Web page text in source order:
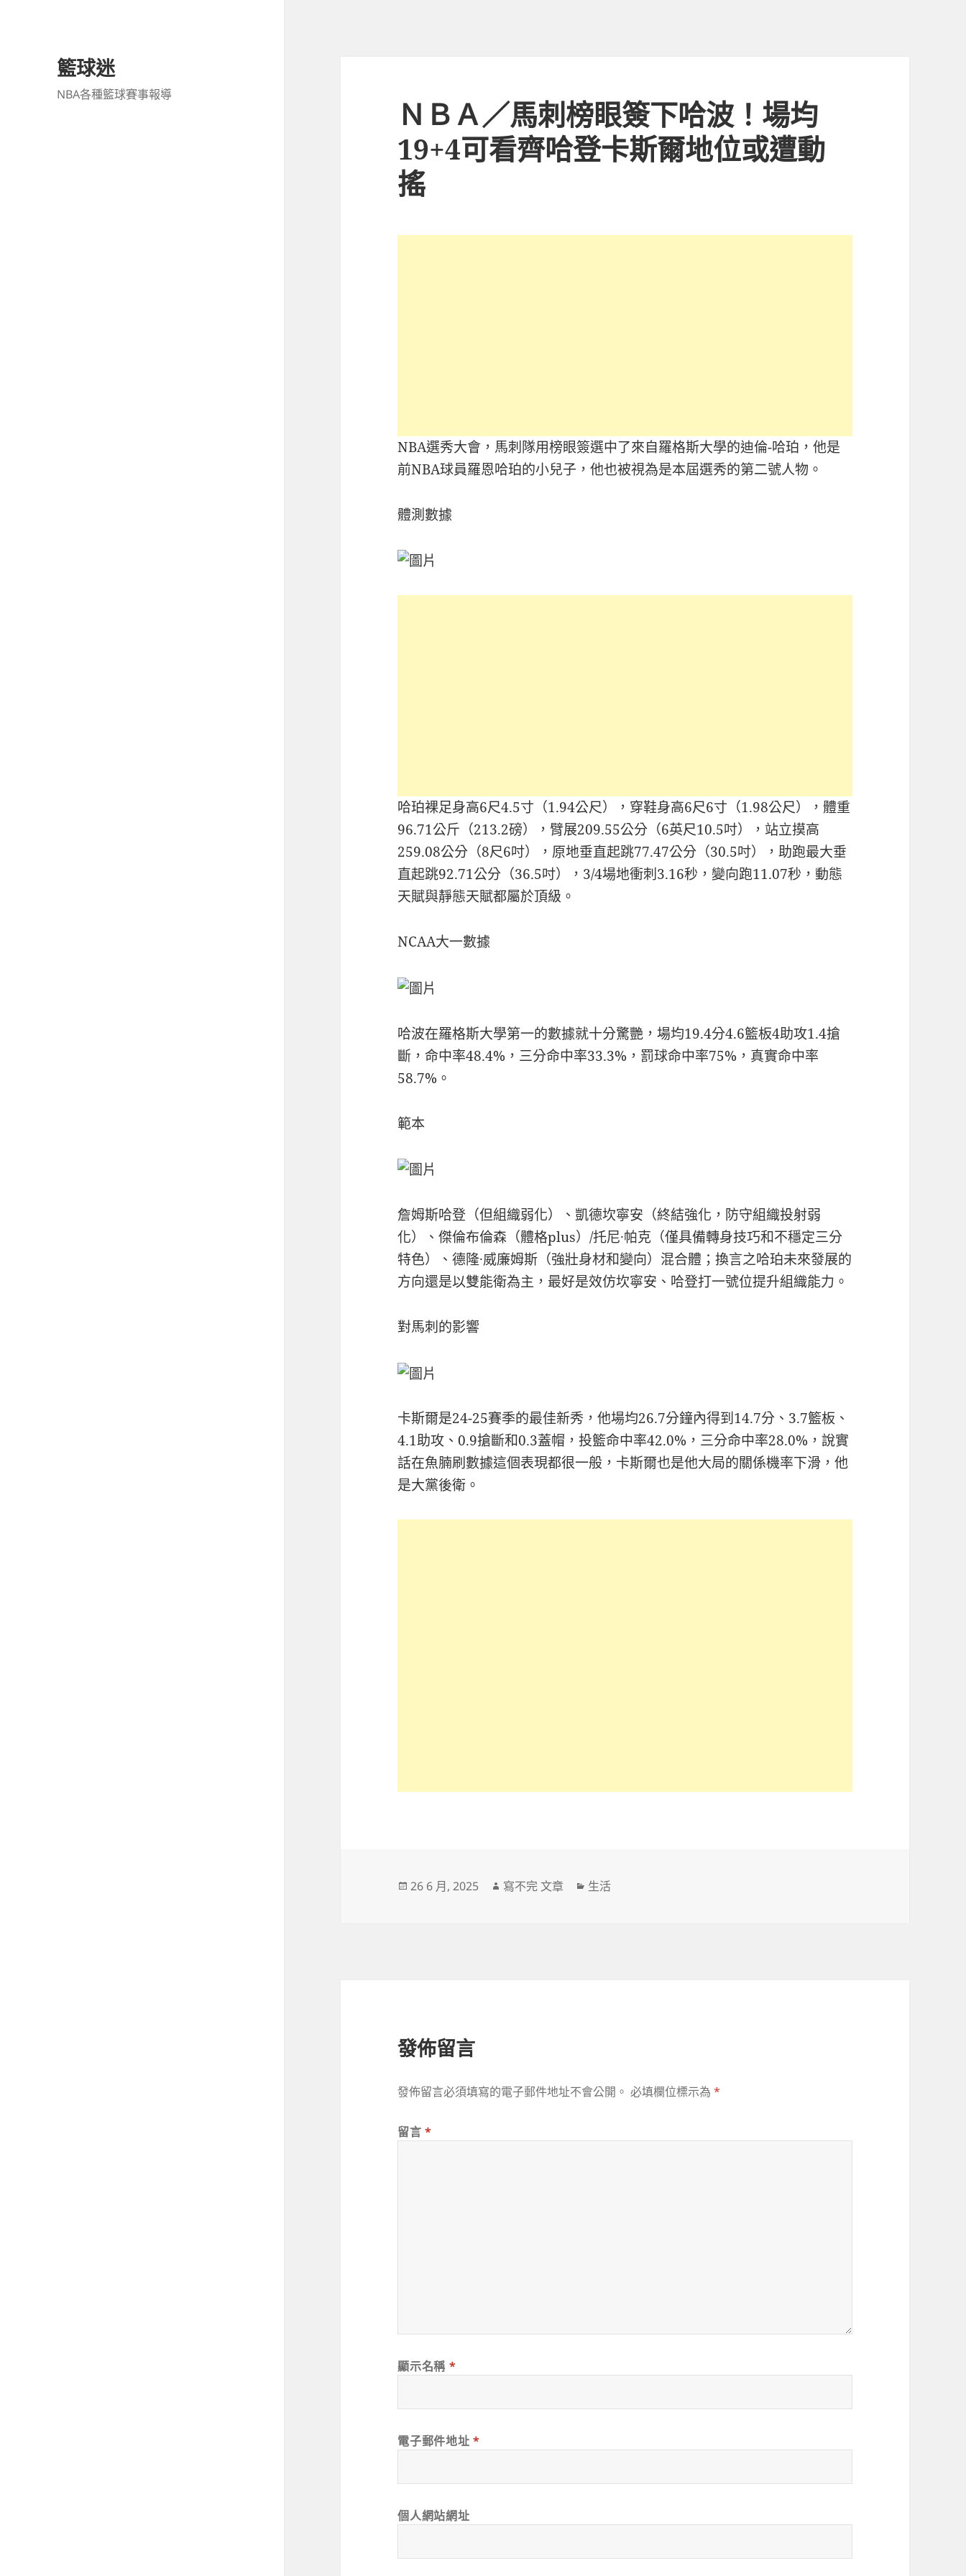
籃球迷
NBA各種籃球賽事報導
ＮＢＡ／馬刺榜眼簽下哈波！場均
19+4可看齊哈登卡斯爾地位或遭動
搖
NBA選秀大會，馬刺隊用榜眼簽選中了來自羅格斯大學的迪倫-哈珀，他是
前NBA球員羅恩哈珀的小兒子，他也被視為是本屆選秀的第二號人物。
體測數據
哈珀裸足身高6尺4.5寸（1.94公尺），穿鞋身高6尺6寸（1.98公尺），體重
96.71公斤（213.2磅），臂展209.55公分（6英尺10.5吋），站立摸高
259.08公分（8尺6吋），原地垂直起跳77.47公分（30.5吋），助跑最大垂
直起跳92.71公分（36.5吋），3/4場地衝刺3.16秒，變向跑11.07秒，動態
天賦與靜態天賦都屬於頂級。
NCAA大一數據
哈波在羅格斯大學第一的數據就十分驚艷，場均19.4分4.6籃板4助攻1.4搶
斷，命中率48.4%，三分命中率33.3%，罰球命中率75%，真實命中率
58.7%。
範本
詹姆斯哈登（但組織弱化）、凱德坎寧安（終結強化，防守組織投射弱
化）、傑倫布倫森（體格plus）/托尼·帕克（僅具備轉身技巧和不穩定三分
特色）、德隆·威廉姆斯（強壯身材和變向）混合體；換言之哈珀未來發展的
方向還是以雙能衛為主，最好是效仿坎寧安、哈登打一號位提升組織能力。
對馬刺的影響
卡斯爾是24-25賽季的最佳新秀，他場均26.7分鐘內得到14.7分、3.7籃板、
4.1助攻、0.9搶斷和0.3蓋帽，投籃命中率42.0%，三分命中率28.0%，說實
話在魚腩刷數據這個表現都很一般，卡斯爾也是他大局的關係機率下滑，他
是大黨後衛。
發
26 6 月, 2025
作
寫不完 文章
分
生活
發佈留言
發佈留言必須填寫的電子郵件地址不會公開。 必填欄位標示為*
留言*
顯示名稱 *
電子郵件地址 *
個人網站網址